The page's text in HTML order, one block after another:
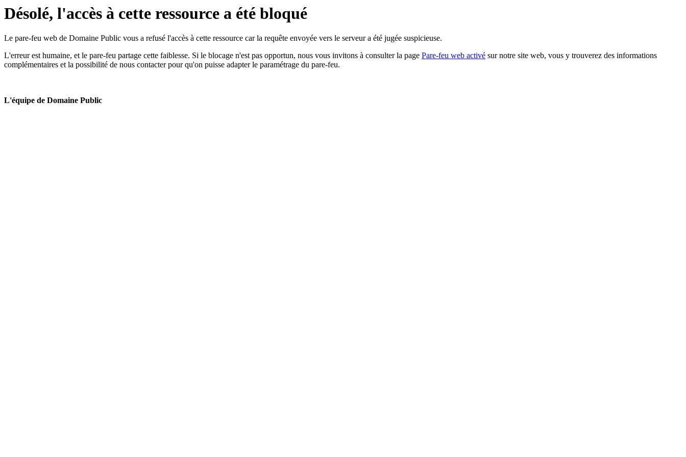
Désolé, l'accès à cette ressource a été bloqué
Le pare-feu web de Domaine Public vous a refusé l'accès à cette ressource car la requête envoyée vers le serveur a été jugée suspicieuse.
L'erreur est humaine, et le pare-feu partage cette faiblesse. Si le blocage n'est pas opportun, nous vous invitons à consulter la page Pare-feu web activé sur notre site web, vous y trouverez des informations
complémentaires et la possibilité de nous contacter pour qu'on puisse adapter le paramétrage du pare-feu.
L'équipe de Domaine Public